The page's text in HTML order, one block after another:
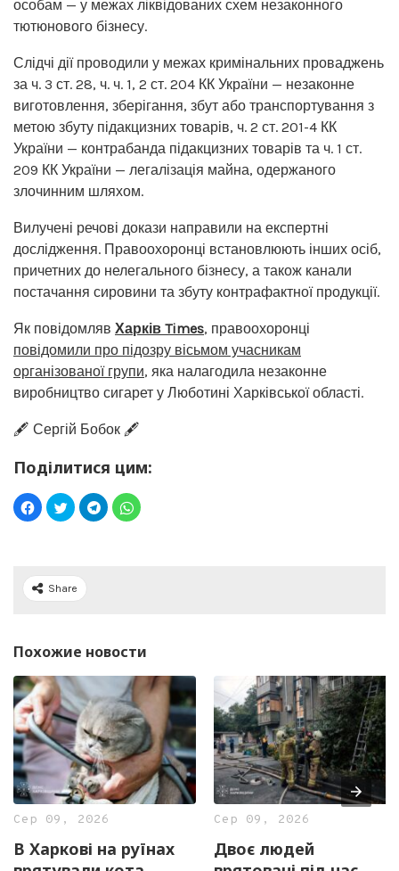
особам — у межах ліквідованих схем незаконного
тютюнового бізнесу.
Слідчі дії проводили у межах кримінальних проваджень
за ч. 3 ст. 28, ч. ч. 1, 2 ст. 204 КК України — незаконне
виготовлення, зберігання, збут або транспортування з
метою збуту підакцизних товарів, ч. 2 ст. 201-4 КК
України — контрабанда підакцизних товарів та ч. 1 ст.
209 КК України — легалізація майна, одержаного
злочинним шляхом.
Вилучені речові докази направили на експертні
дослідження. Правоохоронці встановлюють інших осіб,
причетних до нелегального бізнесу, а також канали
постачання сировини та збуту контрафактної продукції.
Як повідомляв Харків Times, правоохоронці
повідомили про підозру вісьмом учасникам
організованої групи, яка налагодила незаконне
виробництво сигарет у Люботині Харківської області.
🖋️ Сергій Бобок 🖋️
Поділитися цим:
Share
Похожие новости
Сер 09, 2026
В Харкові на руїнах
Сер 09, 2026
Двоє людей